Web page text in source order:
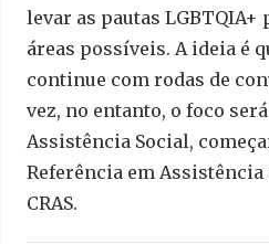
levar as pautas LGBTQIA+
áreas possíveis. A ideia é
continue com rodas de
vez, no entanto, o foco
Assistência Social,
Referência em Assistência
CRAS.